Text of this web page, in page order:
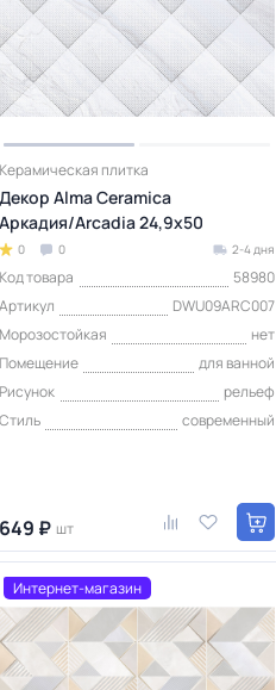
Керамическая плитка
Декор Alma Ceramica
Аркадия/Arcadia 24,9x50
0 0 2-4 дня
Код товара
58980
Артикул
DWU09ARC007
Морозостойкая
нет
Помещение
для ванной
Рисунок
рельеф
Стиль
современный
649 ₽ шт
Интернет-магазин